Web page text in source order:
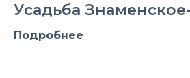
Усадьба
Подробнее